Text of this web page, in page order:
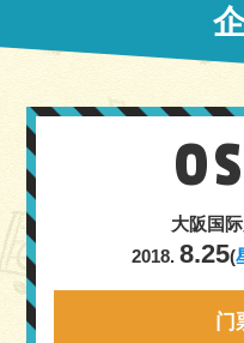
大阪国
2018. 8.25(
门